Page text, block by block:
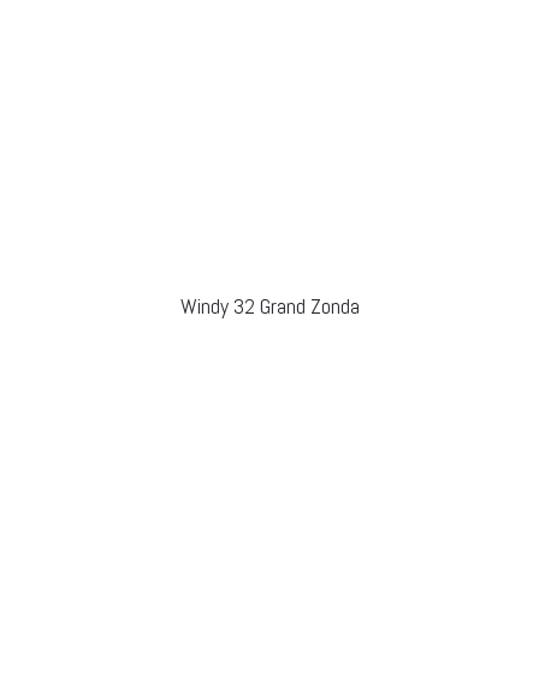
Windy 32 Grand Zonda